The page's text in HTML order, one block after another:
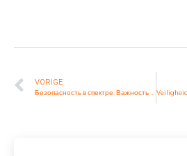
VORIGE
Безопасность в спектре: Важность трехцветных задних фонарей вилочного погрузчика